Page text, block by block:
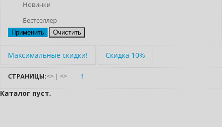
Новинки
Бестселлер
Очистить
Максимальные скидки! Скидка 10%
СТРАНИЦЫ:<> | <> 1
Каталог пуст.